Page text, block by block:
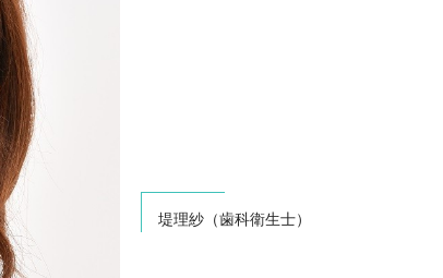
堤理紗（歯科衛生士）